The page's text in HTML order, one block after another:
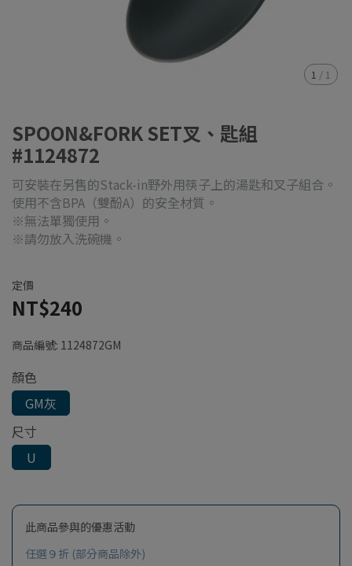
1 / 1
SPOON&FORK SET叉、匙組
#1124872
可安裝在另售的Stack-in野外用筷子上的湯匙和叉子組合。
使用不含BPA（雙酚A）的安全材質。
※無法單獨使用。
※請勿放入洗碗機。
定價
NT$240
商品編號: 1124872GM
顏色
GM灰
尺寸
U
此商品參與的優惠活動
任選９折 (部分商品除外)